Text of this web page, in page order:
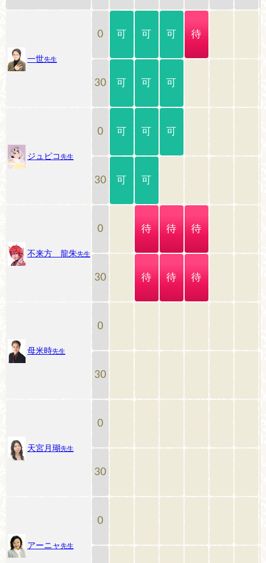
一世先生
0 可 可 可 待
30 可 可 可
ジュピコ先生
0 可 可 可
30 可 可
不来方 龍朱先生
0 待 待 待
30 待 待 待
母米時先生
0
30
天宮月瑚先生
0
30
アーニャ先生
0